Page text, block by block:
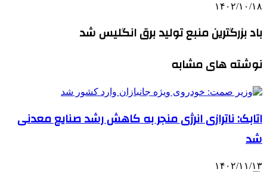
۱۴۰۲/۱۰/۱۸
باد بزرگترین منبع تولید برق انگلیس شد
نوشته های مشابه
اتابک: ناترازی انرژی منجر به کاهش رشد صنایع معدنی
شد
۱۴۰۲/۱۱/۱۳